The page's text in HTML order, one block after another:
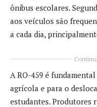
ônibus escolares.
aos veículos são
a cada dia,
A RO-459 é
agrícola e para o
estudantes. Produtores